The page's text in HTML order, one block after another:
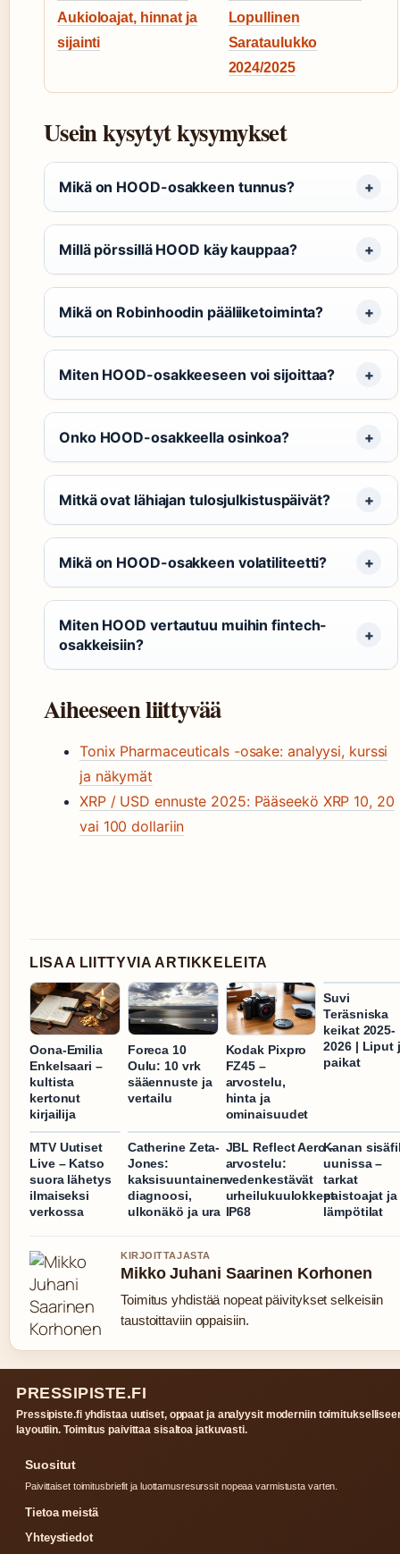
Aukioloajat, hinnat ja
sijainti
Lopullinen
Sarataulukko
2024/2025
Usein kysytyt kysymykset
Mikä on HOOD-osakkeen tunnus?
Millä pörssillä HOOD käy kauppaa?
Mikä on Robinhoodin pääliiketoiminta?
Miten HOOD-osakkeeseen voi sijoittaa?
Onko HOOD-osakkeella osinkoa?
Mitkä ovat lähiajan tulosjulkistuspäivät?
Mikä on HOOD-osakkeen volatiliteetti?
Miten HOOD vertautuu muihin fintech-
osakkeisiin?
Aiheeseen liittyvää
Tonix Pharmaceuticals -osake: analyysi, kurssi
ja näkymät
XRP / USD ennuste 2025: Pääseekö XRP 10, 20
vai 100 dollariin
LISAA LIITTYVIA ARTIKKELEITA
Oona-Emilia
Enkelsaari –
kultista
kertonut
kirjailija
Foreca 10
Oulu: 10 vrk
sääennuste ja
vertailu
Kodak Pixpro
FZ45 –
arvostelu,
hinta ja
ominaisuudet
Suvi
Teräsniska
keikat 2025-
2026 | Liput
paikat
MTV Uutiset
Live – Katso
suora lähetys
ilmaiseksi
verkossa
Catherine Zeta-
Jones:
kaksisuuntainen
diagnoosi,
ulkonäkö ja ura
JBL Reflect Aero -
arvostelu:
vedenkestävät
urheilukuulokkeet
IP68
Kanan
uunissa –
tarkat
paistoajat ja
lämpötilat
KIRJOITTAJASTA
Mikko Juhani Saarinen Korhonen
Toimitus yhdistää nopeat päivitykset selkeisiin
taustoittaviin oppaisiin.
PRESSIPISTE.FI
Pressipiste.fi yhdistaa uutiset, oppaat ja analyysit moderniin
layoutiin. Toimitus paivittaa sisaltoa jatkuvasti.
Suositut
Paivittaiset toimitusbriefit ja luottamusresurssit nopeaa varmistusta varten.
Tietoa meistä
Yhteystiedot